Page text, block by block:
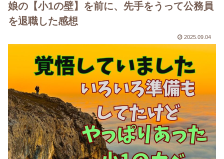
娘の【小1の壁】を前に、先手をうって公務員
を退職した感想
2025.09.04